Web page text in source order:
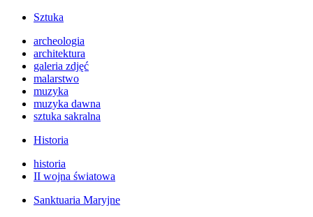
Sztuka
archeologia
architektura
galeria zdjęć
malarstwo
muzyka
muzyka dawna
sztuka sakralna
Historia
historia
II wojna światowa
Sanktuaria Maryjne